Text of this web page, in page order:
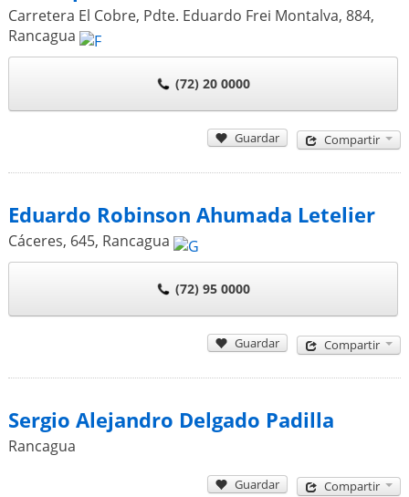
Carretera El Cobre, Pdte. Eduardo Frei Montalva, 884,
Rancagua
(72) 20 0000
Guardar Compartir
Eduardo Robinson Ahumada Letelier
Cáceres, 645, Rancagua
(72) 95 0000
Guardar Compartir
Sergio Alejandro Delgado Padilla
Rancagua
Guardar Compartir